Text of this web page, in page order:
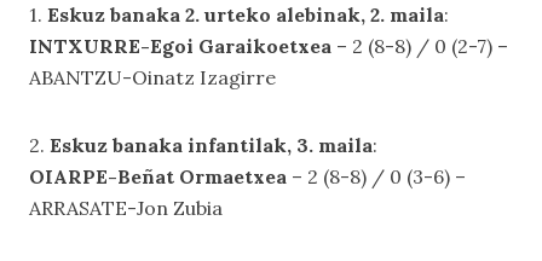
1. Eskuz banaka 2. urteko alebinak, 2. maila:
INTXURRE-Egoi Garaikoetxea – 2 (8-8) / 0 (2-7) –
ABANTZU-Oinatz Izagirre
2. Eskuz banaka infantilak, 3. maila:
OIARPE-Beñat Ormaetxea – 2 (8-8) / 0 (3-6) –
ARRASATE-Jon Zubia